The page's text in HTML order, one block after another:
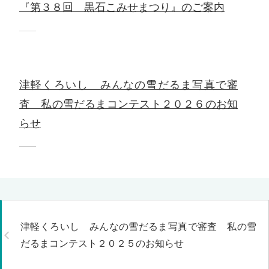
『第３８回 黒石こみせまつり』のご案内
津軽くろいし みんなの雪だるま写真で審
査 私の雪だるまコンテスト２０２６のお知
らせ
津軽くろいし みんなの雪だるま写真で審査 私の雪
だるまコンテスト２０２５のお知らせ